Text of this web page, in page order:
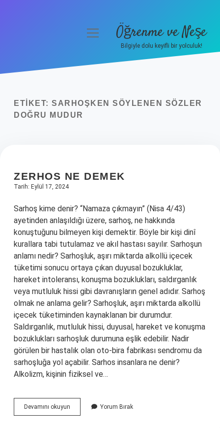
Yasal Uyarı
menüyüÖğrenme ve Neşe
Bilgiyle dolu keyifli bir yolculuk!
ETIKET: SARHOŞKEN SÖYLENEN SÖZLER
DOĞRU MUDUR
ZERHOS NE DEMEK
Tarih: Eylül 17, 2024
Sarhoş kime denir? “Namaza çıkmayın” (Nisa 4/43)
ayetinden anlaşıldığı üzere, sarhoş, ne hakkında
konuştuğunu bilmeyen kişi demektir. Böyle bir kişi dinî
kurallara tabi tutulamaz ve akıl hastası sayılır. Sarhoşun
anlamı nedir? Sarhoşluk, aşırı miktarda alkollü içecek
tüketimi sonucu ortaya çıkan duyusal bozukluklar,
hareket intoleransı, konuşma bozuklukları, saldırganlık
veya mutluluk hissi gibi davranışların genel adıdır. Sarhoş
olmak ne anlama gelir? Sarhoşluk, aşırı miktarda alkollü
içecek tüketiminden kaynaklanan bir durumdur.
Saldırganlık, mutluluk hissi, duyusal, hareket ve konuşma
bozuklukları sarhoşluk durumuna eşlik edebilir. Nadir
görülen bir hastalık olan oto-bira fabrikası sendromu da
sarhoşluğa yol açabilir. Sarhos insanlara ne denir?
Alkolizm, kişinin fiziksel ve…
Devamını okuyun
Ne
Yorum Bırak